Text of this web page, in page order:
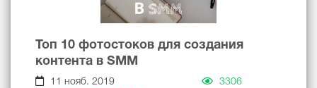
Топ 10 фотостоков для создания
контента в SMM
11 нояб. 2019
3306